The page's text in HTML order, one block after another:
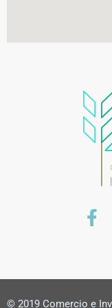
© 2019 Comercio e